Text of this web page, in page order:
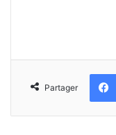
Partager